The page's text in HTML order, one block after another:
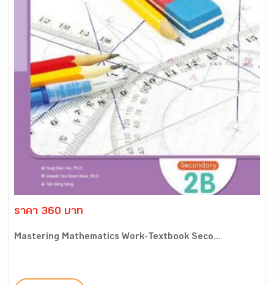
ราคา 360 บาท
Mastering Mathematics Work-Textbook Seco...